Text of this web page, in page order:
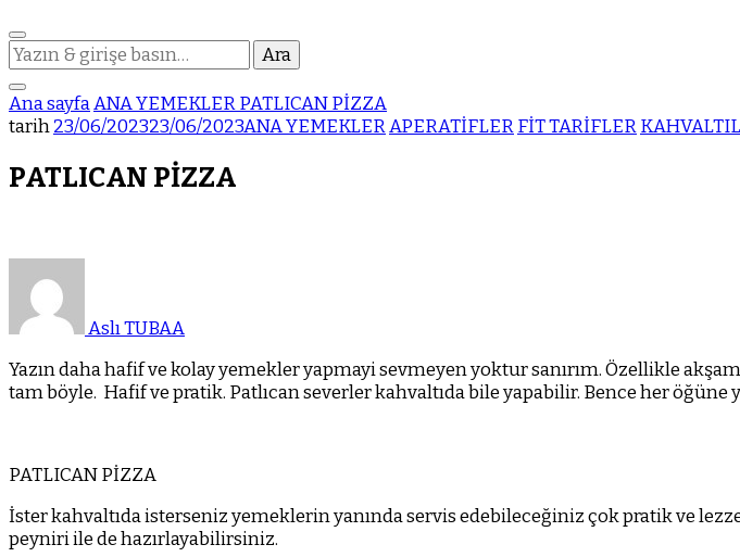
Bir
şey
mi
arıyorsunuz?
Ana sayfaANA YEMEKLERPATLICAN PİZZA
tarih23/06/202323/06/2023ANA YEMEKLERAPERATİFLERFİT TARİFLER
PATLICAN PİZZA
Aslı TUBAA
Yazın daha hafif ve kolay yemekler yapmayi sevmeyen yoktur sanırım. Özellikle
tam böyle. Hafif ve pratik. Patlıcan severler kahvaltıda bile yapabilir. Bence her öğüne
PATLICAN PİZZA
İster kahvaltıda isterseniz yemeklerin yanında servis edebileceğiniz çok pratik ve
peyniri ile de hazırlayabilirsiniz.